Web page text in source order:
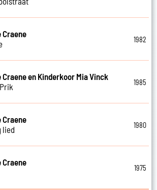
Craene
1982
Craene en Kinderkoor Mia Vinck
1985
Craene
lied
1980
Craene
1975